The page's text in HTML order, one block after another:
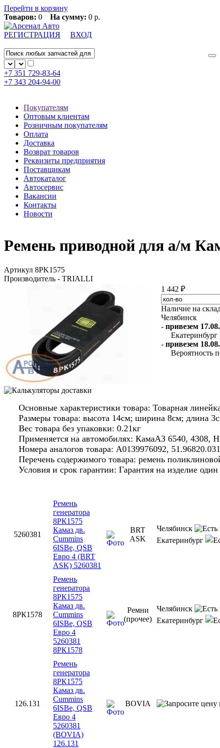
Перейти в корзину
Товаров: 0 На сумму: 0 р.
РЕГИСТРАЦИЯ ВХОД
+7 351 729-83-64
+7 343 204-94-00
Покупателям
Оптовым клиентам
Розничным покупателям
Оплата
Доставка
Возврат товаров
Реквизиты предприятия
Поставщикам
Автокаталог
Автосервис
Вакансии
Контакты
Новости
Ремень приводной для а/м
Артикул 8PK1575
Производитель - TRIALLI
1 442 ₽
Наличие на
Челябинск
- привезем
Екатеринбург
- привезем
Вероятность
Основные характеристики товара: Товарная
Размеры товара: высота 14см; ширина 8см; длина
Вес товара без упаковки: 0.21кг
Применяется на автомобилях: КамаАЗ 6540, 4308,
Номера аналогов товара: A0139976092,
Перечень содержимого товара: ремень
Условия и срок гарантии: Гарантия на изделие
5260381
Ремень
генератора
8РК1575
Камаз дв.
Cummins
6ISBe, QSB
Евро 4 (BRT
ASK) 5260381
BRT
ASK
Челябинск
Екатеринбург
8РК1578
Ремень
генератора
8РК1575
Камаз дв.
Cummins
6ISBe, QSB
Евро 4
5260381
8РК1578
Ремни
(прочее)
Челябинск
Екатеринбург
126.131
Ремень
генератора
8РК1575
Камаз дв.
Cummins
6ISBe, QSB
Евро 4
5260381
(BOVIA)
126.131
BOVIA